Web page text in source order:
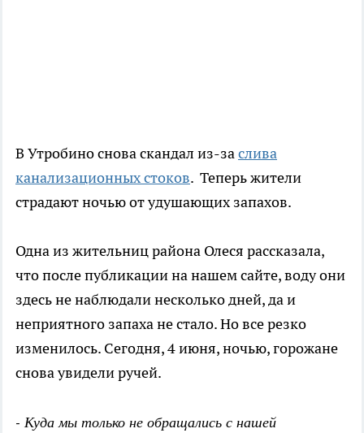
В Утробино снова скандал из-заслива
канализационных стоков. Теперь жители
страдают ночью от удушающих запахов.
Одна из жительниц района Олеся рассказала,
что после публикации на нашем сайте, воду они
здесь не наблюдали несколько дней, да и
неприятного запаха не стало. Но все резко
изменилось. Сегодня, 4 июня, ночью, горожане
снова увидели ручей.
- Куда мы только не обращались с нашей